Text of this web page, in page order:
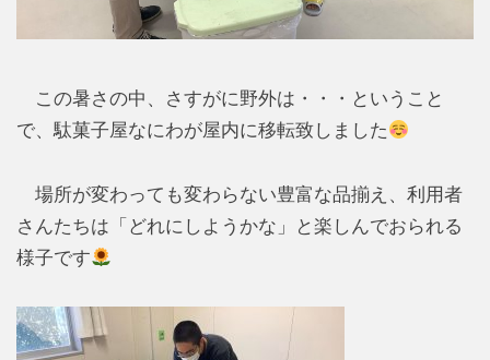
この暑さの中、さすがに野外は・・・ということ
で、駄菓子屋なにわが屋内に移転致しました
場所が変わっても変わらない豊富な品揃え、利用者
さんたちは「どれにしようかな」と楽しんでおられる
様子です